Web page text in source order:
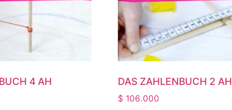
4 AH DAS ZAHLENBUCH 2 AH
$ 106.000